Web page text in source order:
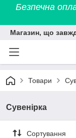
Безпечна
Магазин, що
Товари
Сувенірка
Сортування